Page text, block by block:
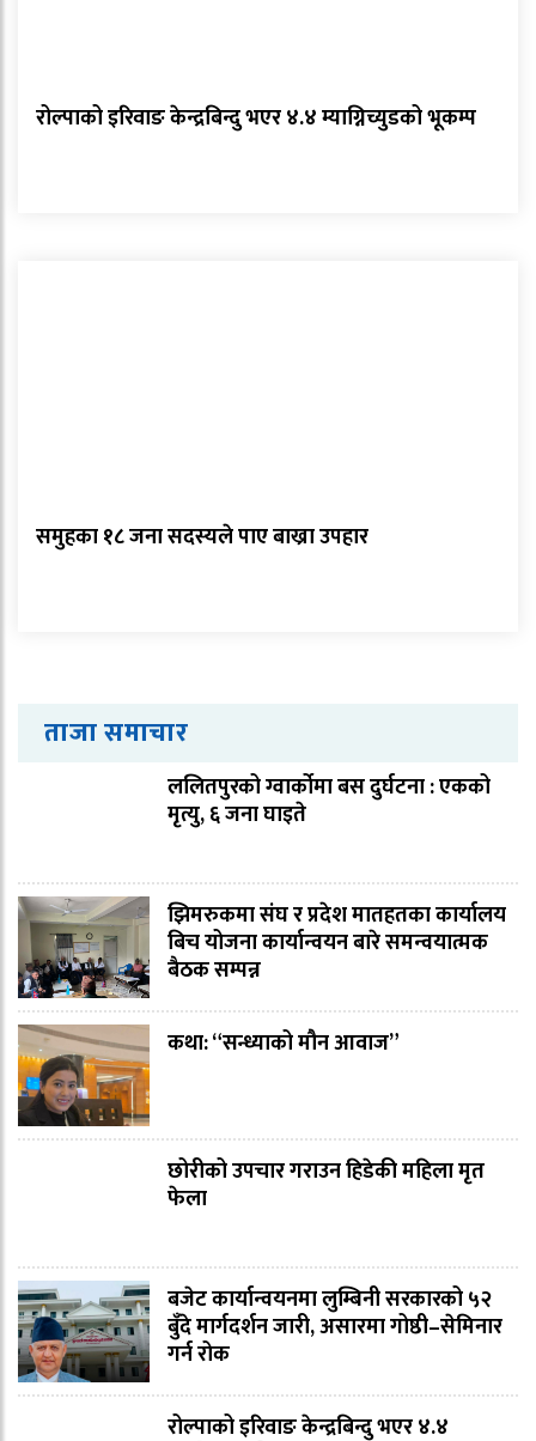
रोल्पाको इरिवाङ केन्द्रबिन्दु भएर ४.४ म्याग्निच्युडको भूकम्प
समुहका १८ जना सदस्यले पाए बाख्रा उपहार
ताजा समाचार
ललितपुरको ग्वार्कोमा बस दुर्घटना : एकको
मृत्यु, ६ जना घाइते
झिमरुकमा संघ र प्रदेश मातहतका कार्यालय
बिच योजना कार्यान्वयन बारे समन्वयात्मक
बैठक सम्पन्न
कथा: “सन्ध्याको मौन आवाज”
छोरीको उपचार गराउन हिडेकी महिला मृत
फेला
बजेट कार्यान्वयनमा लुम्बिनी सरकारको ५२
बुँदे मार्गदर्शन जारी, असारमा गोष्ठी–सेमिनार
गर्न रोक
रोल्पाको इरिवाङ केन्द्रबिन्दु भएर ४.४